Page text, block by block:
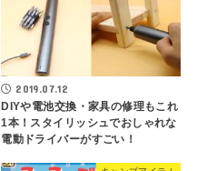
2019.07.12
DIYや電池交換・家具の修理もこれ
1本！スタイリッシュでおしゃれな
電動ドライバーがすごい！